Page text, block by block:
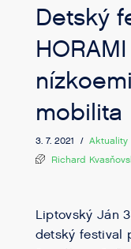
Detský
mobilita
3. 7. 2021 / Aktuality
Richard
Liptovský Ján
detský festival